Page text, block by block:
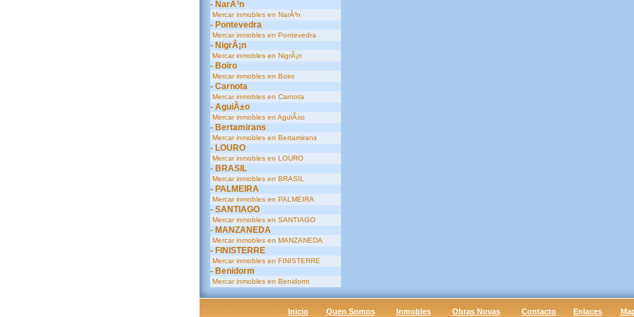
- NarÃ³n
Mercar inmobles en NarÃ³n
- Pontevedra
Mercar inmobles en Pontevedra
- NigrÃ¡n
Mercar inmobles en NigrÃ¡n
- Boiro
Mercar inmobles en Boiro
- Carnota
Mercar inmobles en Carnota
- AguiÃ±o
Mercar inmobles en AguiÃ±o
- Bertamirans
Mercar inmobles en Bertamirans
- LOURO
Mercar inmobles en LOURO
- BRASIL
Mercar inmobles en BRASIL
- PALMEIRA
Mercar inmobles en PALMEIRA
- SANTIAGO
Mercar inmobles en SANTIAGO
- MANZANEDA
Mercar inmobles en MANZANEDA
- FINISTERRE
Mercar inmobles en FINISTERRE
- Benidorm
Mercar inmobles en Benidorm
Inicio Quen Somos Inmobles Obras Novas Contacto Enlaces